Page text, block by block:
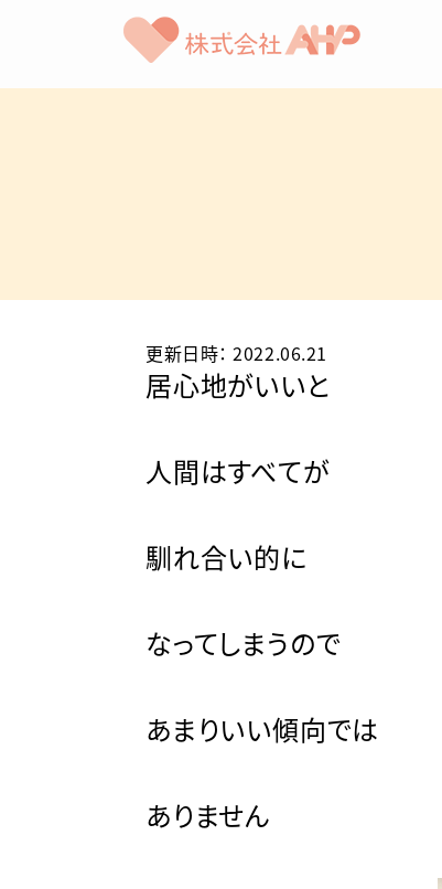
更新日時：2022.06.21
居心地がいいと
人間はすべてが
馴れ合い的に
なってしまうので
あまりいい傾向では
ありません